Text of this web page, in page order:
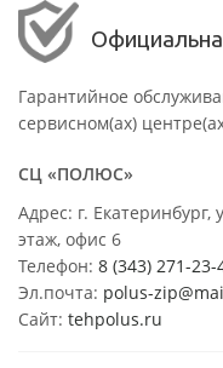
Гарантийное
сервисном(ах)
СЦ «ПОЛЮС»
Адрес: г.
этаж, офис 6
Телефон: 8 (343) 271-23-
Эл.почта: polus-
Сайт: tehpolus.ru